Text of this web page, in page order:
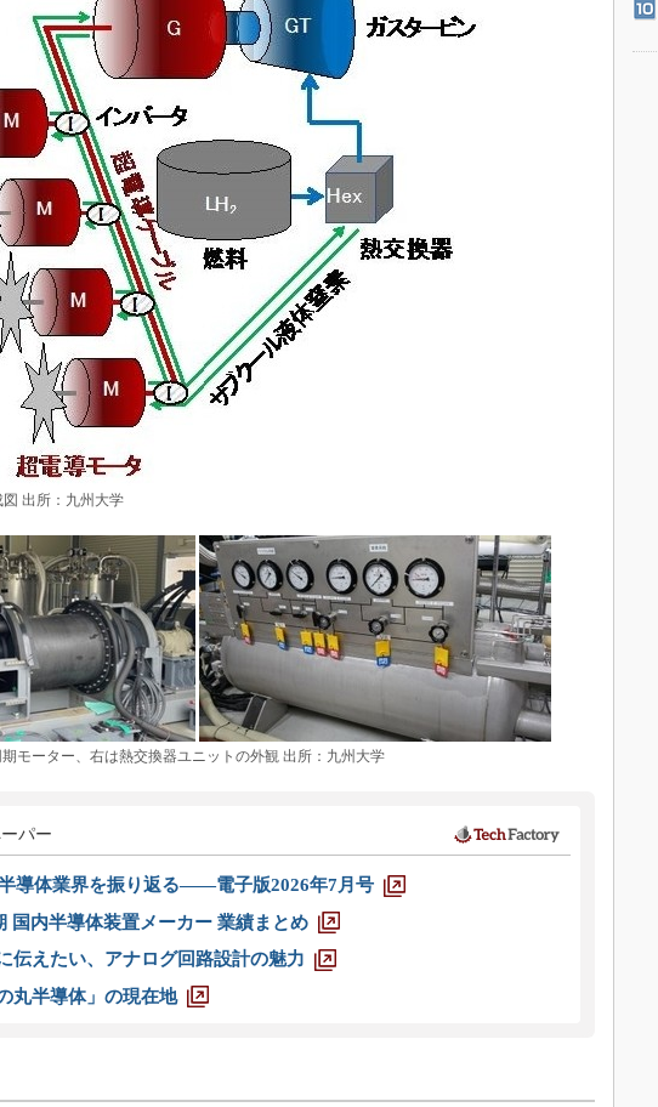
出所：九州大学
モーター、右は熱交換器ユニットの外観 出所：九州大学
パー
導体業界を振り返る――電子版2026年7月号
国内半導体装置メーカー 業績まとめ
伝えたい、アナログ回路設計の魅力
丸半導体」の現在地